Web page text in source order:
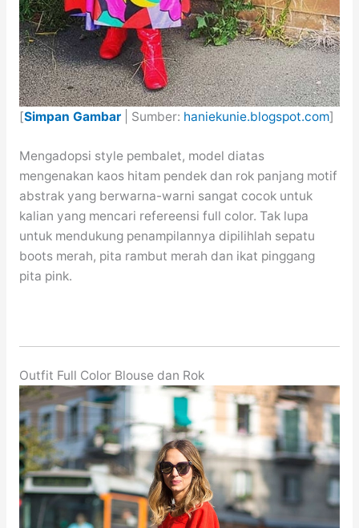
[Simpan Gambar| Sumber: haniekunie.blogspot.com]
Mengadopsi style pembalet, model diatas
mengenakan kaos hitam pendek dan rok panjang motif
abstrak yang berwarna-warni sangat cocok untuk
kalian yang mencari refereensi full color. Tak lupa
untuk mendukung penampilannya dipilihlah sepatu
boots merah, pita rambut merah dan ikat pinggang
pita pink.
Outfit Full Color Blouse dan Rok